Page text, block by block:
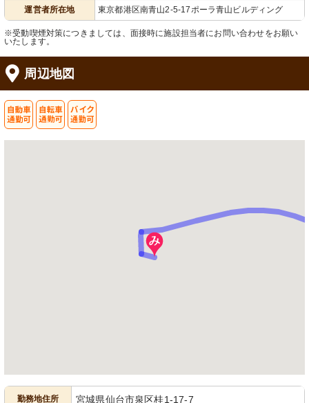
浴室
明るく清潔感あふれる空間で、日々の
身だしなみを整える事ができます。
す。ゆったりと談笑できる場所です
運営者所在地 東京都港区南青山2-5-17ポーラ青山ビルディング
※受動喫煙対策につきましては、面接時に施設担当者にお問い合わせをお願い
いたします。
周辺地図
勤務地住所 宮城県仙台市泉区桂1-17-7